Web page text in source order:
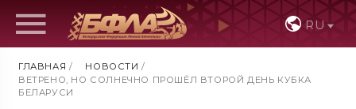
RU
ГЛАВНАЯ / НОВОСТИ /
ВЕТРЕНО, НО СОЛНЕЧНО ПРОШЁЛ ВТОРОЙ ДЕНЬ КУБКА
БЕЛАРУСИ